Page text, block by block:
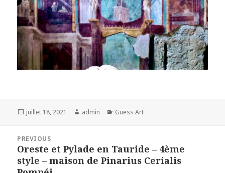
Posted
juillet 18, 2021 Author
admin Categories
Guess Art
l’article
PREVIOUS
Previous
post:
Oreste et Pylade en Tauride – 4ème
style – maison de Pinarius Cerialis